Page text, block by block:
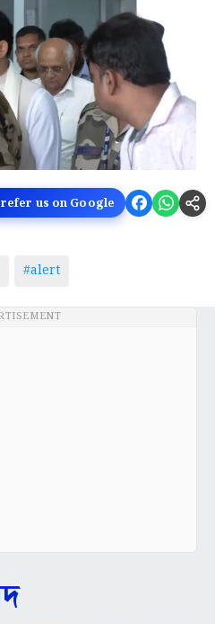
us on Google
#alert